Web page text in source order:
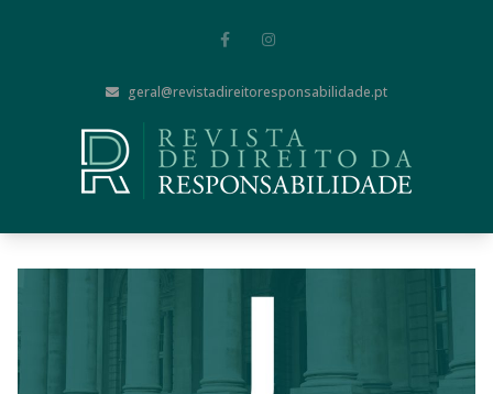
geral@revistadireitoresponsabilidade.pt